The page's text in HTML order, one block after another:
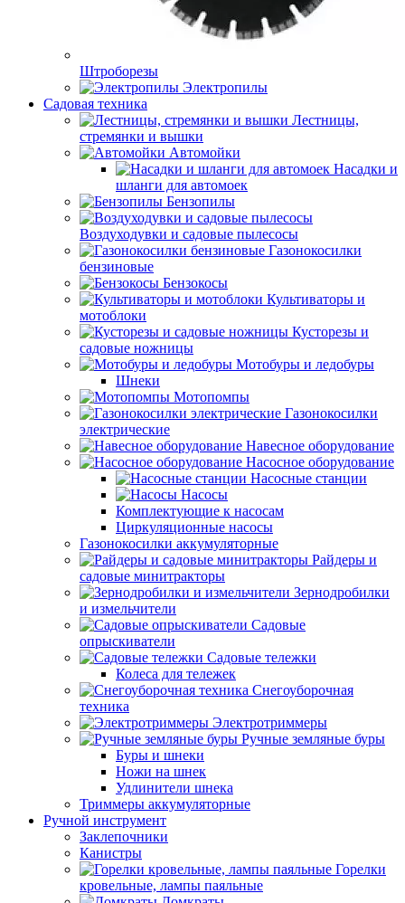
Штроборезы
Электропилы
Садовая техника
Лестницы,
стремянки и вышки
Автомойки
Насадки и
шланги для автомоек
Бензопилы
Воздуходувки и садовые пылесосы
Газонокосилки
бензиновые
Бензокосы
Культиваторы и
мотоблоки
Кусторезы и
садовые ножницы
Мотобуры и ледобуры
Шнеки
Мотопомпы
Газонокосилки
электрические
Навесное оборудование
Насосное оборудование
Насосные станции
Насосы
Комплектующие к насосам
Циркуляционные насосы
Газонокосилки аккумуляторные
Райдеры и
садовые минитракторы
Зернодробилки
и измельчители
Садовые
опрыскиватели
Садовые тележки
Колеса для тележек
Снегоуборочная
техника
Электротриммеры
Ручные земляные буры
Буры и шнеки
Ножи на шнек
Удлинители шнека
Триммеры аккумуляторные
Ручной инструмент
Заклепочники
Канистры
Горелки
кровельные, лампы паяльные